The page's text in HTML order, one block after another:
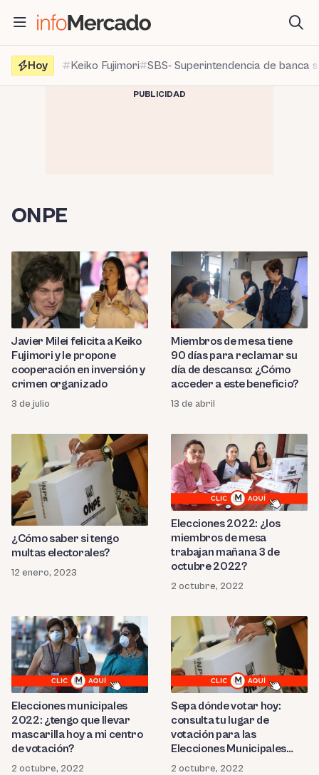
contenido
Hoy
Keiko Fujimori SBS- Superintendencia de banca
PUBLICIDAD
ONPE
Javier Milei felicita a Keiko
Fujimori y le propone
cooperación en inversión y
crimen organizado
3 de julio
Miembros de mesa tiene
90 días para reclamar su
día de descanso: ¿Cómo
acceder a este beneficio?
13 de abril
¿Cómo saber si tengo
multas electorales?
12 enero, 2023
Elecciones 2022: ¿los
miembros de mesa
trabajan mañana 3 de
octubre 2022?
2 octubre, 2022
Elecciones municipales
2022: ¿tengo que llevar
mascarilla hoy a mi centro
de votación?
2 octubre, 2022
Sepa dónde votar hoy:
consulta tu lugar de
votación para las
Elecciones Municipales
2022
2 octubre, 2022